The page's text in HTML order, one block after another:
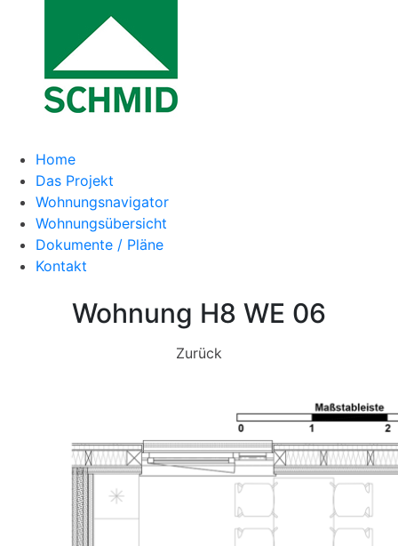
Home
Das Projekt
Wohnungsnavigator
Wohnungsübersicht
Dokumente / Pläne
Kontakt
Wohnung H8 WE 06
Zurück